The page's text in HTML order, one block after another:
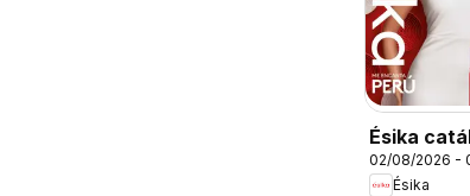
Ésika
Campaña
02/08/2026 -
Ésika